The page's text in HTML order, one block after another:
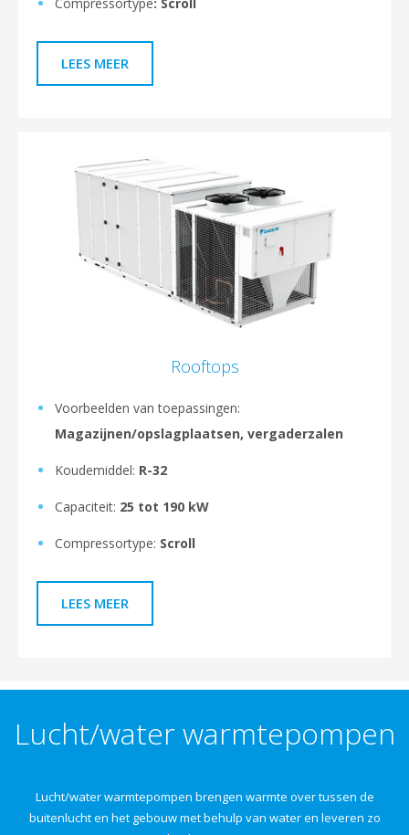
LEES MEER
Rooftops
Voorbeelden van toepassingen:
Magazijnen/opslagplaatsen, vergaderzalen
Koudemiddel: R-32
Capaciteit: 25 tot 190 kW
Compressortype: Scroll
LEES MEER
Lucht/water warmtepompen
Lucht/water warmtepompen brengen warmte over tussen de
buitenlucht en het gebouw met behulp van water en leveren zo